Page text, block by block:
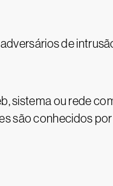
de
sistema ou rede
são conhecidos